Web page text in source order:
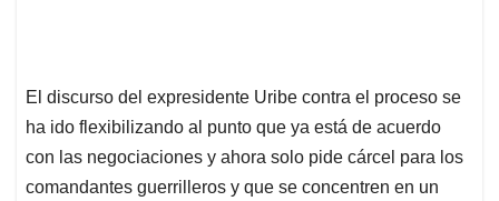
El discurso del expresidente Uribe contra el proceso se
ha ido flexibilizando al punto que ya está de acuerdo
con las negociaciones y ahora solo pide cárcel para los
comandantes guerrilleros y que se concentren en un